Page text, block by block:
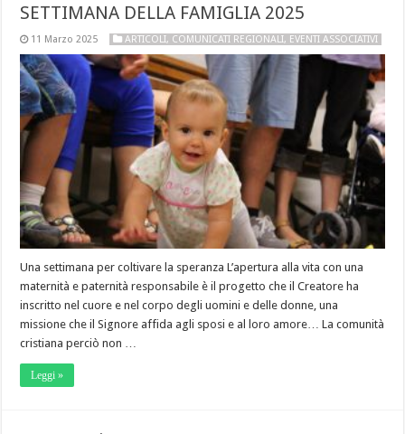
SETTIMANA DELLA FAMIGLIA 2025
11 Marzo 2025 ARTICOLI, COMUNICATI REGIONALI, EVENTI ASSOCIATIVI
Una settimana per coltivare la speranza L’apertura alla vita con una
maternità e paternità responsabile è il progetto che il Creatore ha
inscritto nel cuore e nel corpo degli uomini e delle donne, una
missione che il Signore affida agli sposi e al loro amore… La comunità
cristiana perciò non …
Leggi »